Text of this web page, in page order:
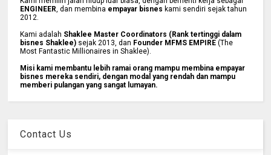
ENGINEER , dan membina empayar bisnes kami sendiri sejak tahun
2012.
Kami adalah Shaklee Master Coordinators (Rank tertinggi dalam
bisnes Shaklee) sejak 2013, dan Founder MFMS EMPIRE (The
Most Fantastic Millionaires in Shaklee).
Misi kami membantu lebih ramai orang mampu membina empayar
bisnes mereka sendiri, dengan modal yang rendah dan mampu
memberi pulangan yang sangat lumayan.
Contact Us